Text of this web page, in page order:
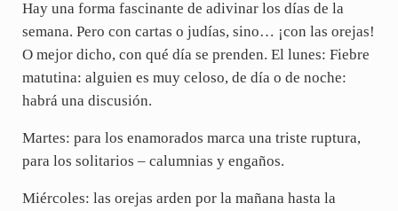
Hay una forma fascinante de adivinar los días de la
semana. Pero con cartas o judías, sino… ¡con las orejas!
O mejor dicho, con qué día se prenden. El lunes: Fiebre
matutina: alguien es muy celoso, de día o de noche:
habrá una discusión.
Martes: para los enamorados marca una triste ruptura,
para los solitarios – calumnias y engaños.
Miércoles: las orejas arden por la mañana hasta la